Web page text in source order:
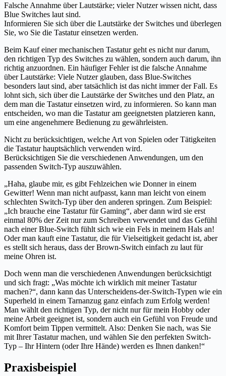
Falsche Annahme über Lautstärke; vieler Nutzer wissen nicht, dass
Blue Switches laut sind.
Informieren Sie sich über die Lautstärke der Switches und überlegen
Sie, wo Sie die Tastatur einsetzen werden.
Beim Kauf einer mechanischen Tastatur geht es nicht nur darum,
den richtigen Typ des Switches zu wählen, sondern auch darum, ihn
richtig anzuordnen. Ein häufiger Fehler ist die falsche Annahme
über Lautstärke: Viele Nutzer glauben, dass Blue-Switches
besonders laut sind, aber tatsächlich ist das nicht immer der Fall. Es
lohnt sich, sich über die Lautstärke der Switches und den Platz, an
dem man die Tastatur einsetzen wird, zu informieren. So kann man
entscheiden, wo man die Tastatur am geeignetsten platzieren kann,
um eine angenehmere Bedienung zu gewährleisten.
Nicht zu berücksichtigen, welche Art von Spielen oder Tätigkeiten
die Tastatur hauptsächlich verwenden wird.
Berücksichtigen Sie die verschiedenen Anwendungen, um den
passenden Switch-Typ auszuwählen.
„Haha, glaube mir, es gibt Fehlzeichen wie Donner in einem
Gewitter! Wenn man nicht aufpasst, kann man leicht von einem
schlechten Switch-Typ über den anderen springen. Zum Beispiel:
„Ich brauche eine Tastatur für Gaming“, aber dann wird sie erst
einmal 80% der Zeit nur zum Schreiben verwendet und das Gefühl
nach einer Blue-Switch fühlt sich wie ein Fels in meinem Hals an!
Oder man kauft eine Tastatur, die für Vielseitigkeit gedacht ist, aber
es stellt sich heraus, dass der Brown-Switch einfach zu laut für
meine Ohren ist.
Doch wenn man die verschiedenen Anwendungen berücksichtigt
und sich fragt: „Was möchte ich wirklich mit meiner Tastatur
machen?“, dann kann das Unterscheidens-der-Switch-Typen wie ein
Superheld in einem Tarnanzug ganz einfach zum Erfolg werden!
Man wählt den richtigen Typ, der nicht nur für mein Hobby oder
meine Arbeit geeignet ist, sondern auch ein Gefühl von Freude und
Komfort beim Tippen vermittelt. Also: Denken Sie nach, was Sie
mit Ihrer Tastatur machen, und wählen Sie den perfekten Switch-
Typ – Ihr Hintern (oder Ihre Hände) werden es Ihnen danken!“
Praxisbeispiel